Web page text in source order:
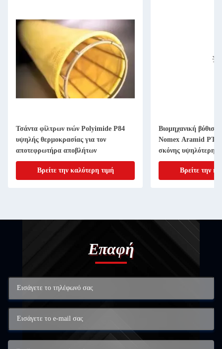
Τσάντα φίλτρων ινών Polyimide P84
υψηλής θερμοκρασίας για τον
αποτεφρωτήρα αποβλήτων
Βρείτε την καλύτερη τιμή
Βιομηχανική βύθιση
Nomex Aramid
σκόνης υψηλότερης
Βρείτε την
Επαφή